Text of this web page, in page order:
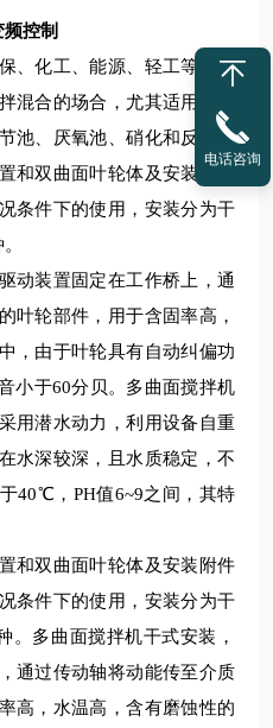
控制
、化工、能源、轻工等行业
混合的场合，尤其适用在污
池、厌氧池、硝化和反硝化
和双曲面叶轮体及安装附件
条件下的使用，安装分为干
动装置固定在工作桥上，通
叶轮部件，用于含固率高，
，由于叶轮具有自动纠偏功
小于60分贝。多曲面搅拌机
用潜水动力，利用设备自重
水深较深，且水质稳定，不
40℃，PH值6~9之间，其特
和双曲面叶轮体及安装附件
条件下的使用，安装分为干
。多曲面搅拌机干式安装，
通过传动轴将动能传至介质
高，水温高，含有磨蚀性的
电话咨询